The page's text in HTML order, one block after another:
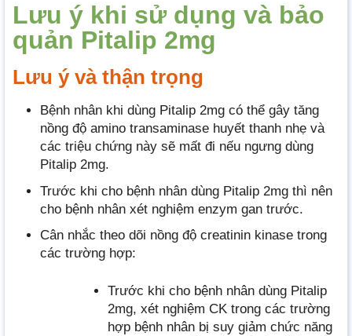
Lưu ý khi sử dụng và bảo
quản Pitalip 2mg
Lưu ý và thận trọng
Bệnh nhân khi dùng Pitalip 2mg có thể gây tăng
nồng độ amino transaminase huyết thanh nhẹ và
các triệu chứng này sẽ mất đi nếu ngưng dùng
Pitalip 2mg.
Trước khi cho bệnh nhân dùng Pitalip 2mg thì nên
cho bệnh nhân xét nghiệm enzym gan trước.
Cân nhắc theo dõi nồng độ creatinin kinase trong
các trường hợp:
Trước khi cho bệnh nhân dùng Pitalip
2mg, xét nghiệm CK trong các trường
hợp bệnh nhân bị suy giảm chức năng